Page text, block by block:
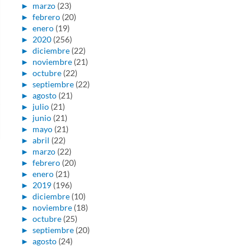
► marzo (23)
► febrero (20)
► enero (19)
► 2020 (256)
► diciembre (22)
► noviembre (21)
► octubre (22)
► septiembre (22)
► agosto (21)
► julio (21)
► junio (21)
► mayo (21)
► abril (22)
► marzo (22)
► febrero (20)
► enero (21)
► 2019 (196)
► diciembre (10)
► noviembre (18)
► octubre (25)
► septiembre (20)
► agosto (24)